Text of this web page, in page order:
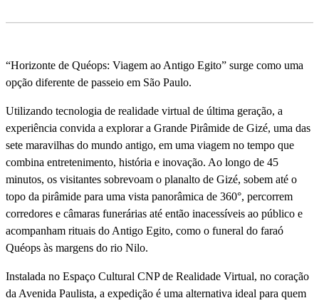
“Horizonte de Quéops: Viagem ao Antigo Egito” surge como uma
opção diferente de passeio em São Paulo.
Utilizando tecnologia de realidade virtual de última geração, a
experiência convida a explorar a Grande Pirâmide de Gizé, uma das
sete maravilhas do mundo antigo, em uma viagem no tempo que
combina entretenimento, história e inovação. Ao longo de 45
minutos, os visitantes sobrevoam o planalto de Gizé, sobem até o
topo da pirâmide para uma vista panorâmica de 360°, percorrem
corredores e câmaras funerárias até então inacessíveis ao público e
acompanham rituais do Antigo Egito, como o funeral do faraó
Quéops às margens do rio Nilo.
Instalada no Espaço Cultural CNP de Realidade Virtual, no coração
da Avenida Paulista, a expedição é uma alternativa ideal para quem